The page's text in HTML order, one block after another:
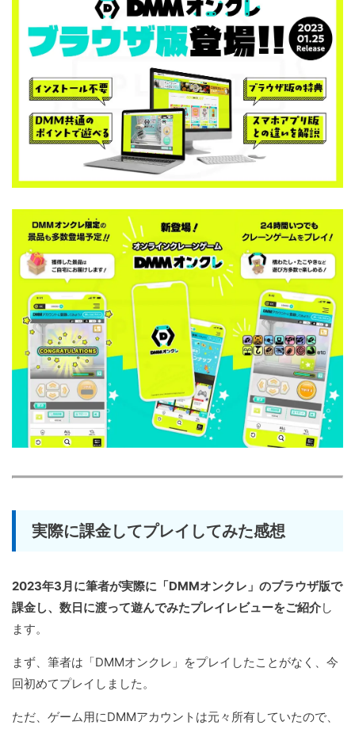
実際に課金してプレイしてみた感想
2023年3月に筆者が実際に「DMMオンクレ」のブラウザ版で
課金し、数日に渡って遊んでみたプレイレビューをご紹介し
ます。
まず、筆者は「DMMオンクレ」をプレイしたことがなく、今
回初めてプレイしました。
ただ、ゲーム用にDMMアカウントは元々所有していたので、